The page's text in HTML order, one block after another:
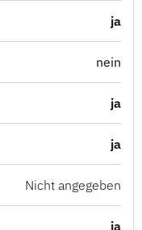
ja
nein
ja
ja
Nicht angegeben
ja